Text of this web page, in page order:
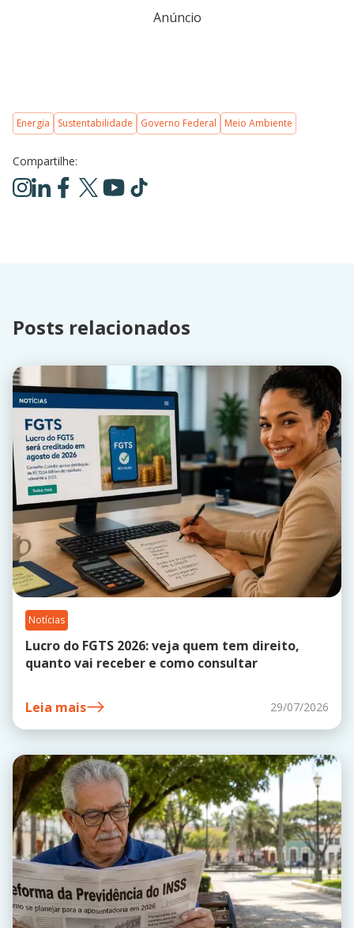
Anúncio
Energia Sustentabilidade Governo Federal Meio Ambiente
Compartilhe:
Posts relacionados
Notícias
Lucro do FGTS 2026: veja quem tem direito,
quanto vai receber e como consultar
Leia mais 29/07/2026